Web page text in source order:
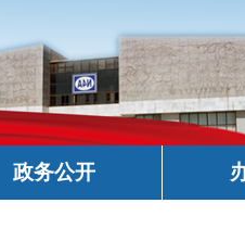
政务公开